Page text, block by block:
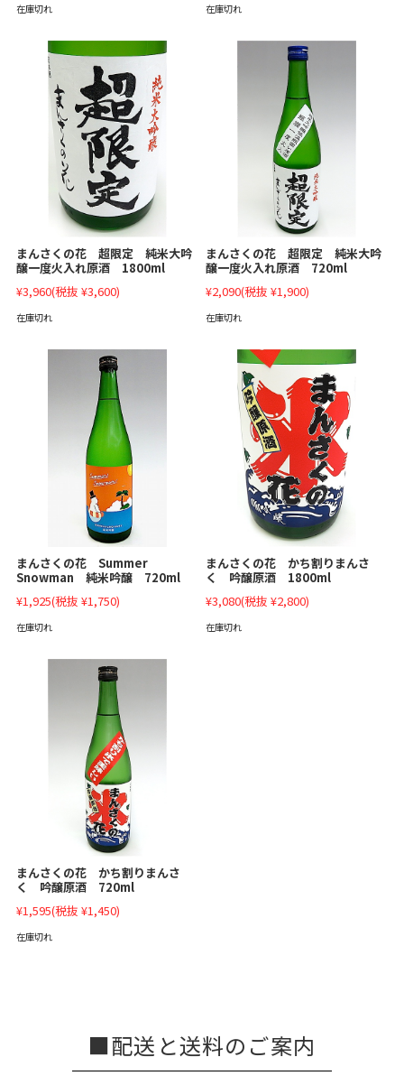
在庫切れ 在庫切れ
まんさくの花 超限定 純米大吟
醸一度火入れ原酒 1800ml
¥3,960(税抜 ¥3,600)
在庫切れ
まんさくの花 超限定 純米大吟
醸一度火入れ原酒 720ml
¥2,090(税抜 ¥1,900)
在庫切れ
まんさくの花 Summer
Snowman 純米吟醸 720ml
¥1,925(税抜 ¥1,750)
在庫切れ
まんさくの花 かち割りまんさ
く 吟醸原酒 1800ml
¥3,080(税抜 ¥2,800)
在庫切れ
まんさくの花 かち割りまんさ
く 吟醸原酒 720ml
¥1,595(税抜 ¥1,450)
在庫切れ
配送と送料のご案内